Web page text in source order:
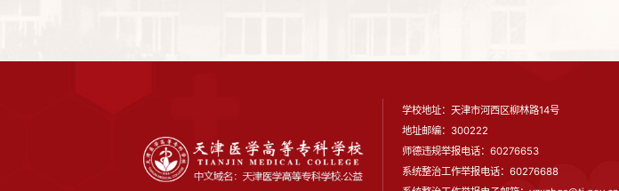
学校地址：天津市河西区柳林路14号
地址邮编：300222
师德违规举报电话：60276653
系统整治工作举报电话：60276688